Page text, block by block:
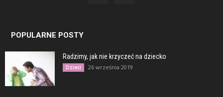
POPULARNE POSTY
Radzimy, jak nie krzyczeć na dziecko
Dzieci 26 września 2019